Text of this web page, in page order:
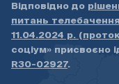
Відповідно до
питань
11.04.2024 р.
соціум» присвоєно
R30-02927.